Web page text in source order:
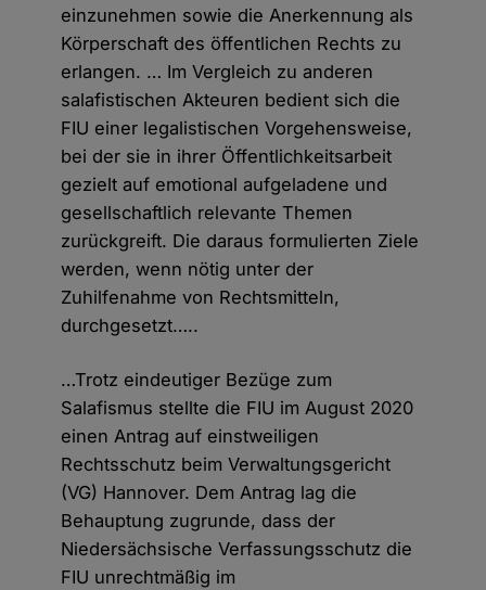
einzunehmen sowie die Anerkennung als
Körperschaft des öffentlichen Rechts zu
erlangen. … Im Vergleich zu anderen
salafistischen Akteuren bedient sich die
FIU einer legalistischen Vorgehensweise,
bei der sie in ihrer Öffentlichkeitsarbeit
gezielt auf emotional aufgeladene und
gesellschaftlich relevante Themen
zurückgreift. Die daraus formulierten Ziele
werden, wenn nötig unter der
Zuhilfenahme von Rechtsmitteln,
durchgesetzt…..
…Trotz eindeutiger Bezüge zum
Salafismus stellte die FIU im August 2020
einen Antrag auf einstweiligen
Rechtsschutz beim Verwaltungsgericht
(VG) Hannover. Dem Antrag lag die
Behauptung zugrunde, dass der
Niedersächsische Verfassungsschutz die
FIU unrechtmäßig im